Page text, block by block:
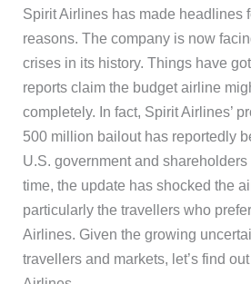
Spirit Airlines has made headlines
reasons. The company is now
crises in its history. Things have
reports claim the budget airline
completely. In fact, Spirit Airlines’
500 million bailout has reportedly
U.S. government and
time, the update has shocked the
particularly the travellers who
Airlines. Given the growing
travellers and markets, let’s find